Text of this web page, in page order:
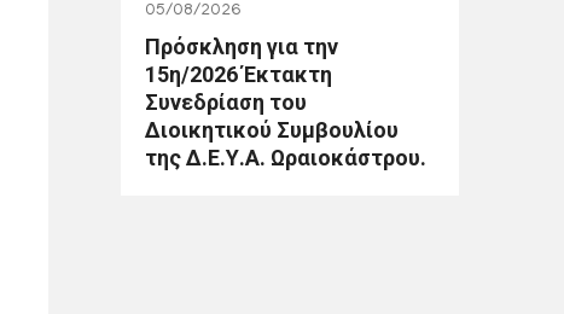
05/08/2026
Πρόσκληση για την
15η/2026 Έκτακτη
Συνεδρίαση του
Διοικητικού Συμβουλίου
της Δ.Ε.Υ.Α. Ωραιοκάστρου.